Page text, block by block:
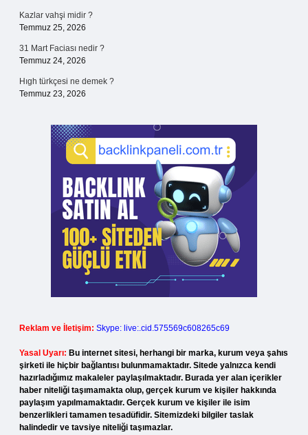
Kazlar vahşi midir ?
Temmuz 25, 2026
31 Mart Faciası nedir ?
Temmuz 24, 2026
Hıgh türkçesi ne demek ?
Temmuz 23, 2026
Reklam ve İletişim: Skype: live:.cid.575569c608265c69
Yasal Uyarı: Bu internet sitesi, herhangi bir marka, kurum veya şahıs
şirketi ile hiçbir bağlantısı bulunmamaktadır. Sitede yalnızca kendi
hazırladığımız makaleler paylaşılmaktadır. Burada yer alan içerikler
haber niteliği taşımamakta olup, gerçek kurum ve kişiler hakkında
paylaşım yapılmamaktadır. Gerçek kurum ve kişiler ile isim
benzerlikleri tamamen tesadüfidir. Sitemizdeki bilgiler taslak
halindedir ve tavsiye niteliği taşımazlar.